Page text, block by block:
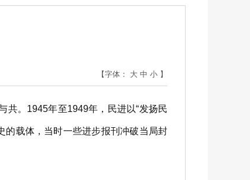
【字体： 大 中 小 】
。1945年至1949年，民进以“发扬民
的载体，当时一些进步报刊冲破当局封